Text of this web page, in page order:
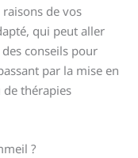
de vos
qui peut aller
conseils pour
par la mise en
de thérapies
?